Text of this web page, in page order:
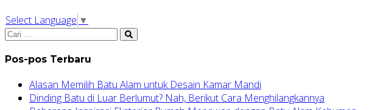
Select Language ▼
Pos-pos Terbaru
Alasan Memilih Batu Alam untuk Desain Kamar Mandi
Dinding Batu di Luar Berlumut? Nah, Berikut Cara Menghilangkannya